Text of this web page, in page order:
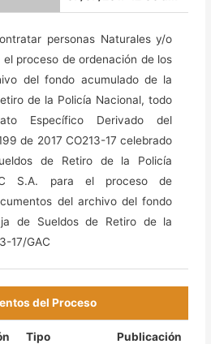
personas Naturales y/o
proceso de ordenación de los
del fondo acumulado de la
de la Policía Nacional, todo
Específico Derivado del
de 2017 CO213-17 celebrado
de Retiro de la Policía
S.A. para el proceso de
del archivo del fondo
de Sueldos de Retiro de la
17/GAC
del Proceso
Tipo Publicación